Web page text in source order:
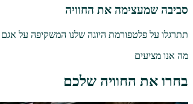
סביבה שמעצימה את החוויה
תתרגלו על פלטפורמת היוגה שלנו המשקיפה על
מה אנו מציעים
בחרו את החוויה שלכם